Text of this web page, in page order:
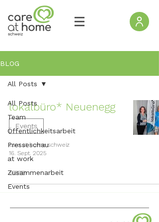
BLOG
All Posts
Team
Öffentlichkeitsarbeit
Presseschau
at work
Zusammenarbeit
Events
All Posts
lokalbüro* Neuenegg
Events
care at home schweiz
16. Sept. 2025